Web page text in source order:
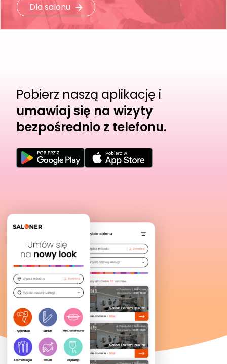
Dla salonu
Pobierz naszą aplikację i
umawiaj się na wizyty
bezpośrednio z telefonu.